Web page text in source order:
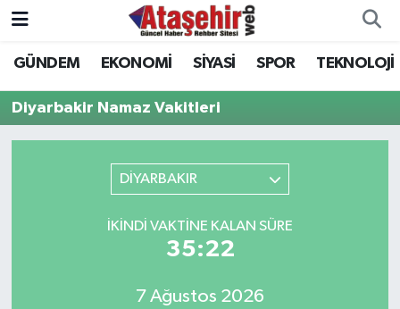
GÜNDEM EKONOMİ SİYASİ SPOR TEKNOLOJİ
Diyarbakir Namaz Vakitleri
DİYARBAKIR
İKINDI VAKTINE KALAN SÜRE
35:22
7 Ağustos 2026
Hava Durumu
Trafik Durumu
Son Dakika Haberleri